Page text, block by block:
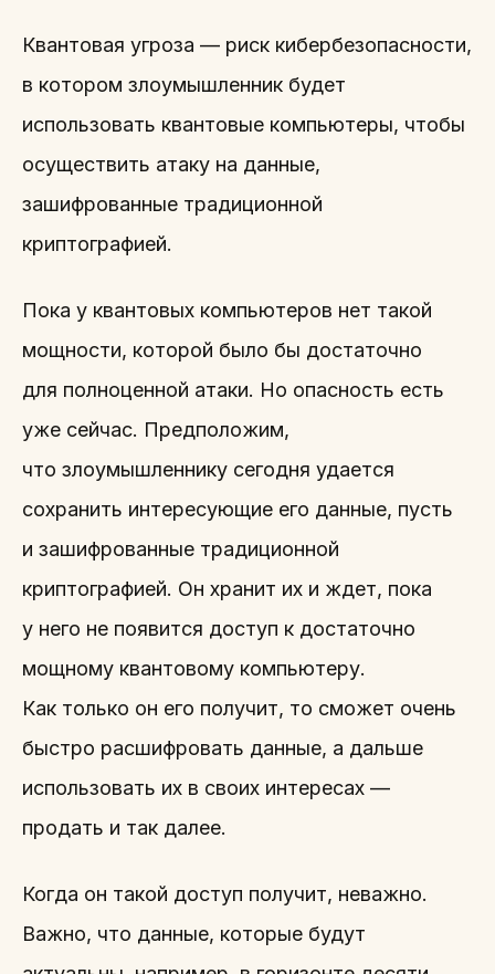
Квантовая угроза — риск кибербезопасности,
в котором злоумышленник будет
использовать квантовые компьютеры, чтобы
осуществить атаку на данные,
зашифрованные традиционной
криптографией.
Пока у квантовых компьютеров нет такой
мощности, которой было бы достаточно
для полноценной атаки. Но опасность есть
уже сейчас. Предположим,
что злоумышленнику сегодня удается
сохранить интересующие его данные, пусть
и зашифрованные традиционной
криптографией. Он хранит их и ждет, пока
у него не появится доступ к достаточно
мощному квантовому компьютеру.
Как только он его получит, то сможет очень
быстро расшифровать данные, а дальше
использовать их в своих интересах —
продать и так далее.
Когда он такой доступ получит, неважно.
Важно, что данные, которые будут